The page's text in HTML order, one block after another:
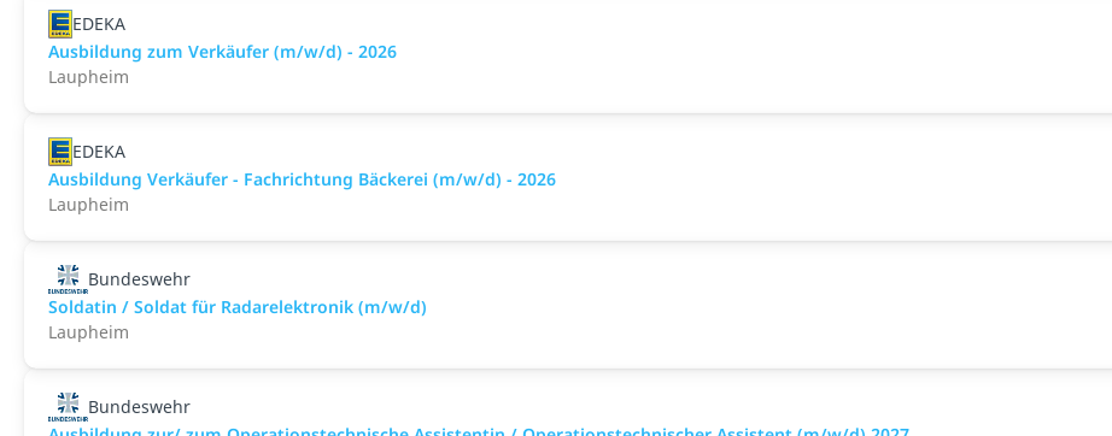
EDEKA
Ausbildung zum Verkäufer (m/w/d) - 2026
Laupheim
EDEKA
Ausbildung Verkäufer - Fachrichtung Bäckerei (m/w/d) - 2026
Laupheim
Bundeswehr
Soldatin / Soldat für Radarelektronik (m/w/d)
Laupheim
Bundeswehr